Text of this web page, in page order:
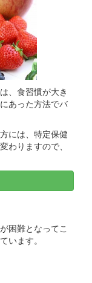
、食習慣が大き
あった方法でバ
には、特定保健
わりますので、
困難となってこ
います。